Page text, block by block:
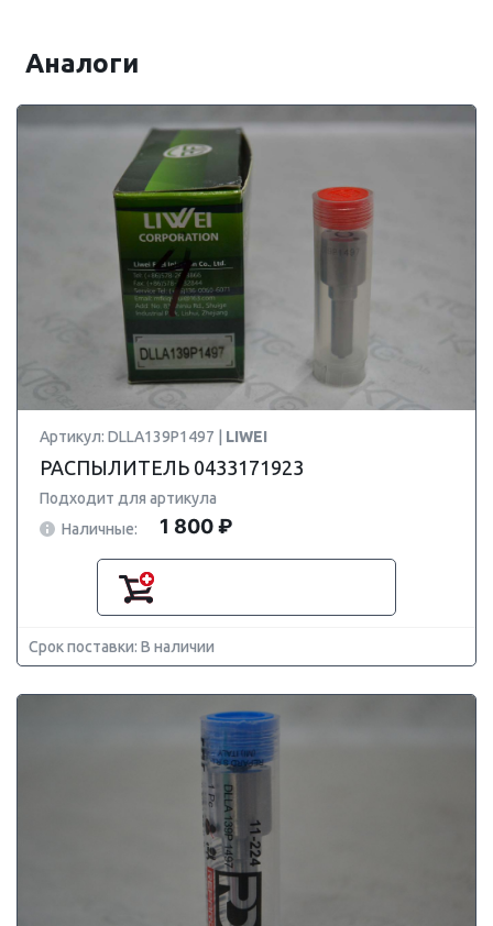
Аналоги
Артикул: DLLA139P1497 | LIWEI
РАСПЫЛИТЕЛЬ 0433171923
Подходит для артикула
Наличные:
1 800 ₽
Срок поставки: В наличии